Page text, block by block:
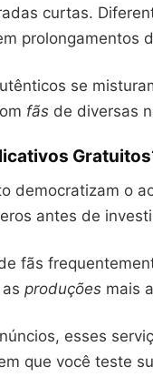
curtas.
prolongamentos
se
fãs de diversas
democratizam o
antes de
fãs
produções mais
esses
que você teste